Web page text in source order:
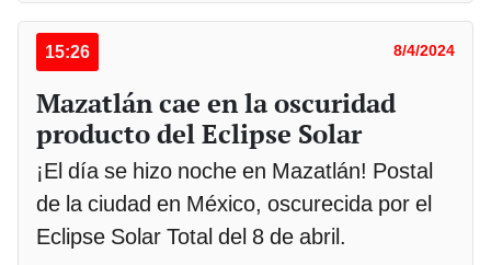
15:26 8/4/2024
Mazatlán cae en la oscuridad
producto del Eclipse Solar
¡El día se hizo noche en Mazatlán! Postal
de la ciudad en México, oscurecida por el
Eclipse Solar Total del 8 de abril.